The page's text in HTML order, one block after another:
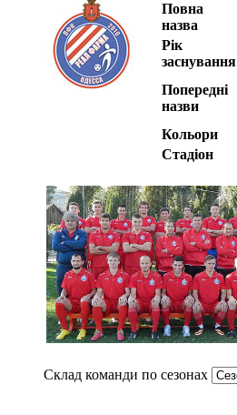
Повна
назва
Рік
заснування
Попередні
назви
Кольори
Стадіон
Склад команди по сезонах